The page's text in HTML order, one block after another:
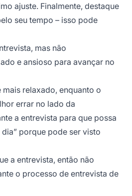
ajuste. Finalmente, destaque
seu tempo – isso pode
mas não
e ansioso para avançar no
relaxado, enquanto o
errar no lado da
a entrevista para que possa
dia” porque pode ser visto
a entrevista, então não
o processo de entrevista de